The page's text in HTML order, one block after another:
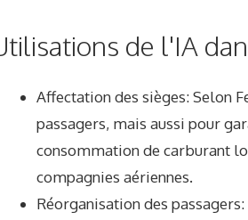
de l'IA
Affectation des sièges: Selon
passagers, mais aussi pour
consommation de carburant
compagnies aériennes.
Réorganisation des